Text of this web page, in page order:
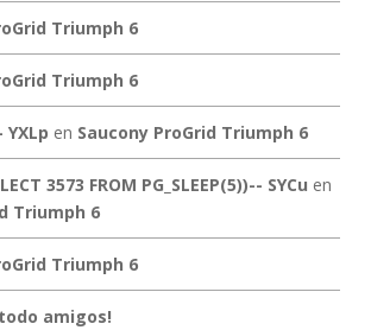
Triumph 6
Triumph 6
YXLp en Saucony ProGrid Triumph 6
3573 FROM PG_SLEEP(5))-- SYCu en
Triumph 6
Triumph 6
amigos!